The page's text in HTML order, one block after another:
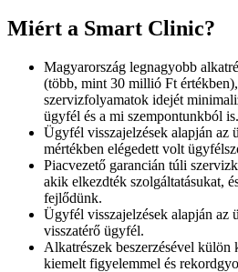
Miért a Smart Clinic?
Magyarország legnagyobb
(több, mint 30 millió Ft
szervizfolyamatok idejét
ügyfél és a mi szempontunkból is.
Ügyfél visszajelzések alapján az
mértékben elégedett volt
Piacvezető garancián túli
akik elkezdték szolgáltatásukat,
fejlődünk.
Ügyfél visszajelzések alapján az
visszatérő ügyfél.
Alkatrészek beszerzésével
kiemelt figyelemmel és